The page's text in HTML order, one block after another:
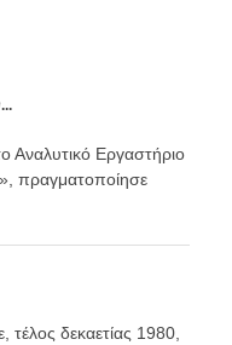
Αναλυτικό Εργαστήριο
πραγματοποίησε
τέλος δεκαετίας 1980,